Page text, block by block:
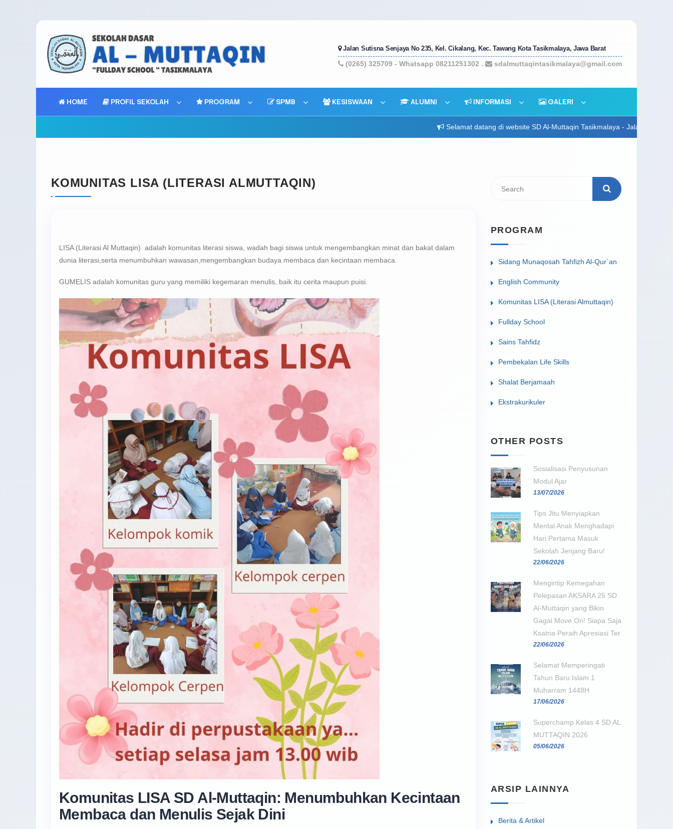
Jalan Sutisna Senjaya No 235, Kel. Cikalang, Kec. Tawang Kota Tasikmalaya, Jawa Barat
(0265) 325709 - Whatsapp 08211251302 . sdalmuttaqintasikmalaya@gmail.com
HOME PROFIL SEKOLAH PROGRAM SPMB KESISWAAN ALUMNI INFORMASI GALERI
Selamat datang di website SD Al-Muttaqin Tasikmalaya - Jalan Sutisna Senjaya No 235,
KOMUNITAS LISA (LITERASI ALMUTTAQIN)
LISA (Literasi Al Muttaqin) adalah komunitas literasi siswa, wadah bagi siswa untuk mengembangkan minat dan bakat dalam
dunia literasi,serta menumbuhkan wawasan,mengembangkan budaya membaca dan kecintaan membaca.
GUMELIS adalah komunitas guru yang memiliki kegemaran menulis, baik itu cerita maupun puisi.
Komunitas LISA SD Al-Muttaqin: Menumbuhkan Kecintaan
Membaca dan Menulis Sejak Dini
PROGRAM
Sidang Munaqosah Tahfizh Al-Qur`an
English Community
Komunitas LISA (Literasi Almuttaqin)
Fullday School
Sains Tahfidz
Pembekalan Life Skills
Shalat Berjamaah
Ekstrakurikuler
OTHER POSTS
Sosialisasi Penyusunan
Modul Ajar
13/07/2026
Tips Jitu Menyiapkan
Mental Anak Menghadapi
Hari Pertama Masuk
Sekolah Jenjang Baru!
22/06/2026
Mengintip Kemegahan
Pelepasan AKSARA 25 SD
Al-Muttaqin yang Bikin
Gagal Move On! Siapa Saja
Ksatria Peraih Apresiasi Ter
22/06/2026
Selamat Memperingati
Tahun Baru Islam 1
Muharram 1448H
17/06/2026
Superchamp Kelas 4 SD AL
MUTTAQIN 2026
05/06/2026
ARSIP LAINNYA
Berita & Artikel